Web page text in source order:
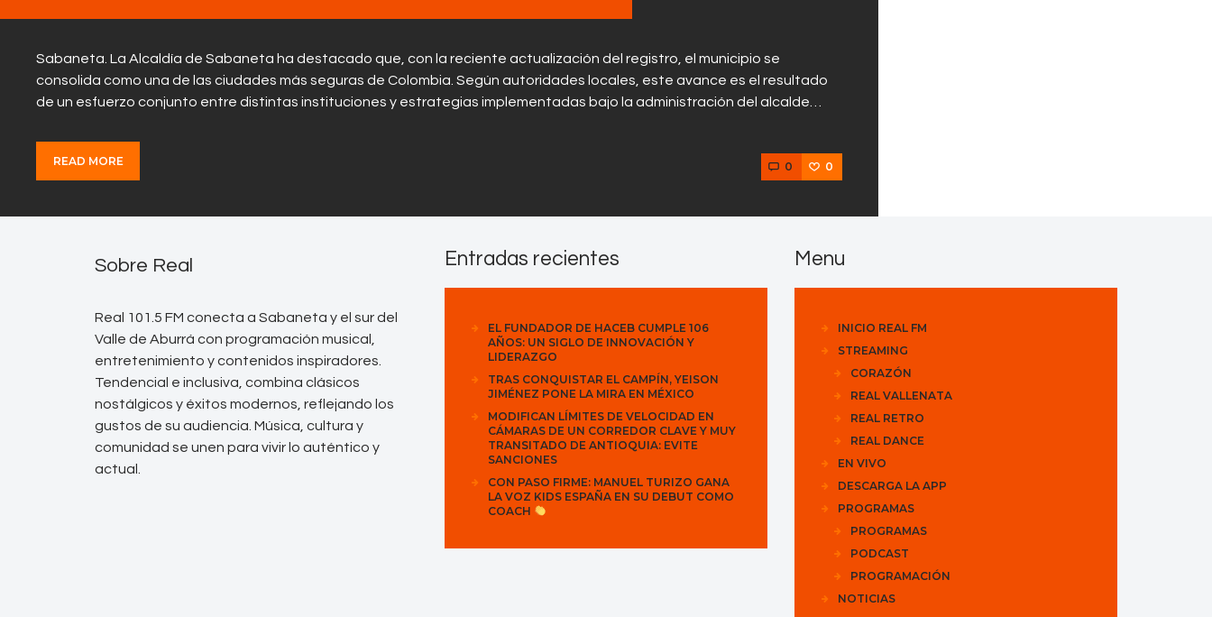
Sabaneta. La Alcaldía de Sabaneta ha destacado que, con la reciente actualización del registro, el municipio se
consolida como una de las ciudades más seguras de Colombia. Según autoridades locales, este avance es el resultado
de un esfuerzo conjunto entre distintas instituciones y estrategias implementadas bajo la administración del alcalde…
READ MORE 0 0
Sobre Real
Real 101.5 FM conecta a Sabaneta y el sur del
Valle de Aburrá con programación musical,
entretenimiento y contenidos inspiradores.
Tendencial e inclusiva, combina clásicos
nostálgicos y éxitos modernos, reflejando los
gustos de su audiencia. Música, cultura y
comunidad se unen para vivir lo auténtico y
actual.
Entradas recientes
EL FUNDADOR DE HACEB CUMPLE 106
AÑOS: UN SIGLO DE INNOVACIÓN Y
LIDERAZGO
TRAS CONQUISTAR EL CAMPÍN, YEISON
JIMÉNEZ PONE LA MIRA EN MÉXICO
MODIFICAN LÍMITES DE VELOCIDAD EN
CÁMARAS DE UN CORREDOR CLAVE Y MUY
TRANSITADO DE ANTIOQUIA: EVITE
SANCIONES
CON PASO FIRME: MANUEL TURIZO GANA
LA VOZ KIDS ESPAÑA EN SU DEBUT COMO
COACH
Menu
INICIO REAL FM
STREAMING
CORAZÓN
REAL VALLENATA
REAL RETRO
REAL DANCE
EN VIVO
DESCARGA LA APP
PROGRAMAS
PROGRAMAS
PODCAST
PROGRAMACIÓN
NOTICIAS